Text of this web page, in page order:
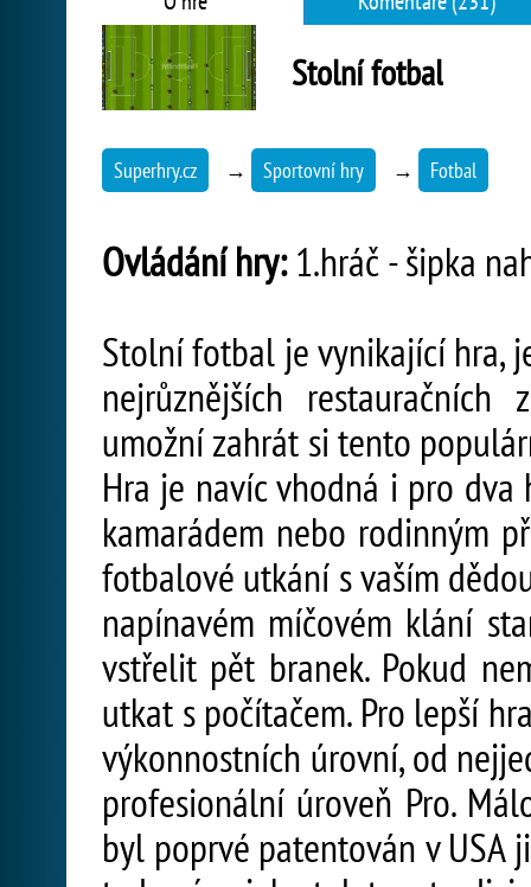
Stolní fotbal
Superhry.cz → Sportovní hry → Fotbal
Ovládání hry:1.hráč - šipka
Stolní fotbal je vynikající hra,
nejrůznějších restauračních
umožní zahrát si tento
Hra je navíc vhodná i pro dva
kamarádem nebo rodinným
fotbalové utkání s vaším
napínavém míčovém klání
vstřelit pět branek. Pokud
utkat s počítačem. Pro lepší
výkonnostních úrovní, od
profesionální úroveň Pro.
byl poprvé patentován v USA